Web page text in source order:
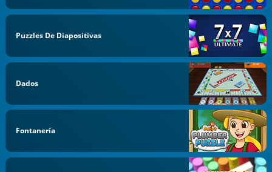
Puzzles De Diapositivas
Dados
Fontanería